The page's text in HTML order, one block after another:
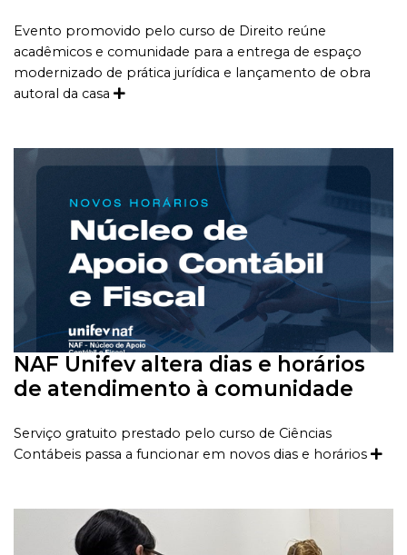
Evento promovido pelo curso de Direito reúne
acadêmicos e comunidade para a entrega de espaço
modernizado de prática jurídica e lançamento de obra
autoral da casa
NAF Unifev altera dias e horários
de atendimento à comunidade
Serviço gratuito prestado pelo curso de Ciências
Contábeis passa a funcionar em novos dias e horários